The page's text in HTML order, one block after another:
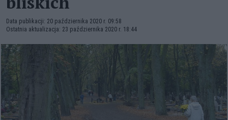
Data publikacji: 20 października 2020 r. 09:58
Ostatnia aktualizacja: 23 października 2020 r. 18:44